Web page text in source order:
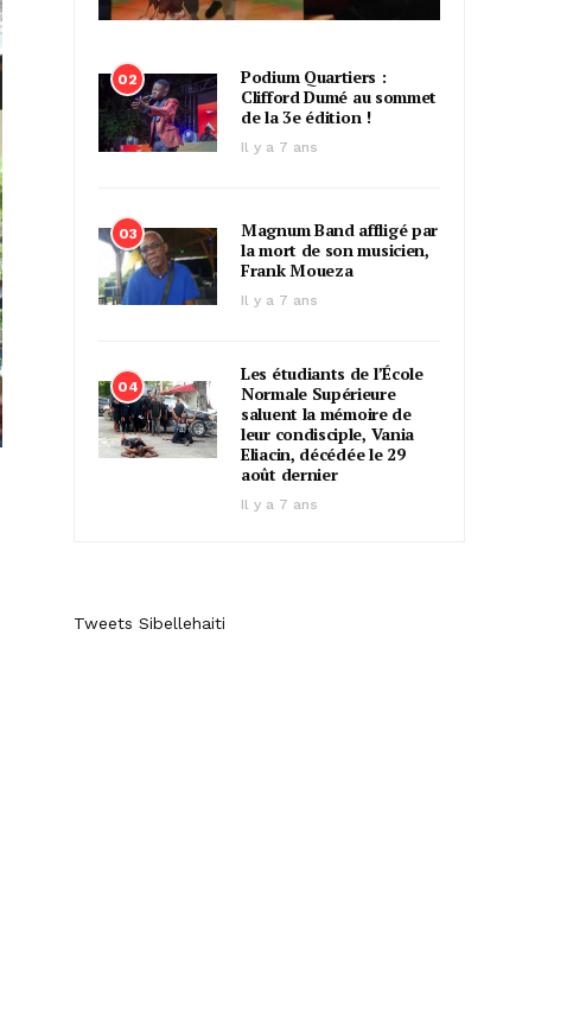
02
Podium Quartiers :
Clifford Dumé au sommet
de la 3e édition !
Il y a 7 ans
03
Magnum Band affligé par
la mort de son musicien,
Frank Moueza
Il y a 7 ans
04
Les étudiants de l’École
Normale Supérieure
saluent la mémoire de
leur condisciple, Vania
Eliacin, décédée le 29
août dernier
Il y a 7 ans
Tweets Sibellehaiti